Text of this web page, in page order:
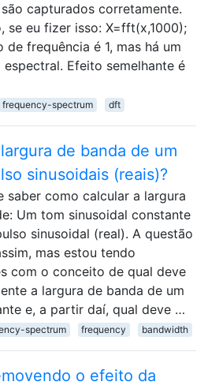
capturados corretamente.
se eu fizer isso: X=fft(x,1000);
de frequência é 1, mas há um
espectral. Efeito semelhante é
frequency-spectrum dft
de banda de um
sinusoidais (reais)?
saber como calcular a largura
Um tom sinusoidal constante
sinusoidal (real). A questão
mas estou tendo
com o conceito de qual deve
a largura de banda de um
e, a partir daí, qual deve …
spectrum frequency bandwidth
o efeito da